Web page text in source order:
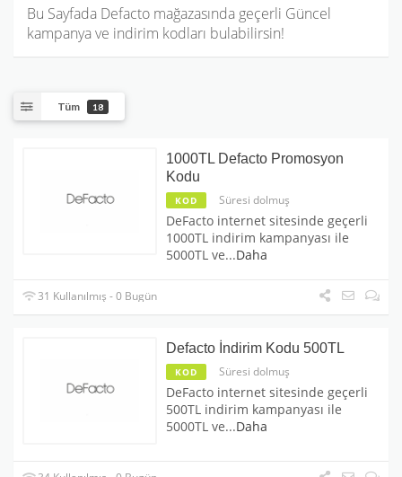
Bu Sayfada Defacto mağazasında geçerli Güncel
kampanya ve indirim kodları bulabilirsin!
Tüm 18
1000TL Defacto Promosyon
Kodu
KOD Süresi dolmuş
DeFacto internet sitesinde geçerli
1000TL indirim kampanyası ile
5000TL ve...Daha
31 Kullanılmış - 0 Bugün
Defacto İndirim Kodu 500TL
KOD Süresi dolmuş
DeFacto internet sitesinde geçerli
500TL indirim kampanyası ile
5000TL ve...Daha